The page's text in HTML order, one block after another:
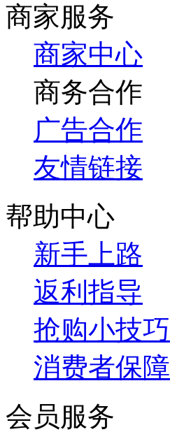
商家服务
商家中心
商务合作
广告合作
友情链接
帮助中心
新手上路
返利指导
抢购小技巧
消费者保障
会员服务